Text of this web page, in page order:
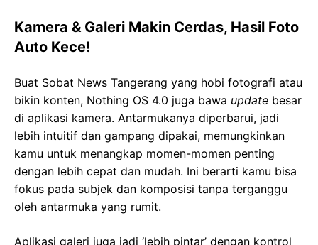
Kamera & Galeri Makin Cerdas, Hasil Foto
Auto Kece!
Buat Sobat News Tangerang yang hobi fotografi atau
bikin konten, Nothing OS 4.0 juga bawa update besar
di aplikasi kamera. Antarmukanya diperbarui, jadi
lebih intuitif dan gampang dipakai, memungkinkan
kamu untuk menangkap momen-momen penting
dengan lebih cepat dan mudah. Ini berarti kamu bisa
fokus pada subjek dan komposisi tanpa terganggu
oleh antarmuka yang rumit.
Aplikasi galeri juga jadi ‘lebih pintar’ dengan kontrol